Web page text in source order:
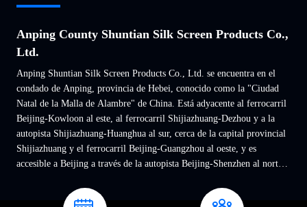
Anping County Shuntian Silk Screen Products Co.,
Ltd.
Anping Shuntian Silk Screen Products Co., Ltd. se encuentra en el
condado de Anping, provincia de Hebei, conocido como la "Ciudad
Natal de la Malla de Alambre" de China. Está adyacente al ferrocarril
Beijing-Kowloon al este, al ferrocarril Shijiazhuang-Dezhou y a la
autopista Shijiazhuang-Huanghua al sur, cerca de la capital provincial
Shijiazhuang y el ferrocarril Beijing-Guangzhou al oeste, y es
accesible a Beijing a través de la autopista Beijing-Shenzhen al norte.